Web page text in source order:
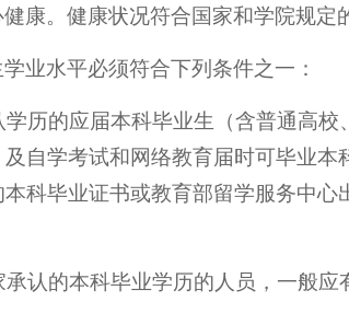
健康。健康状况符合国家和学院规定
学业水平必须符合下列条件之一：
学历的应届本科毕业生（含普通高
及自学考试和网络教育届时可毕业
科毕业证书或教育部留学服务中
认的本科毕业学历的人员，一般应